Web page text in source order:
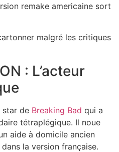
remake americaine sort
malgré les critiques
: L’acteur
star de Breaking Bad qui a
tétraplégique. Il noue
aide à domicile ancien
la version française.